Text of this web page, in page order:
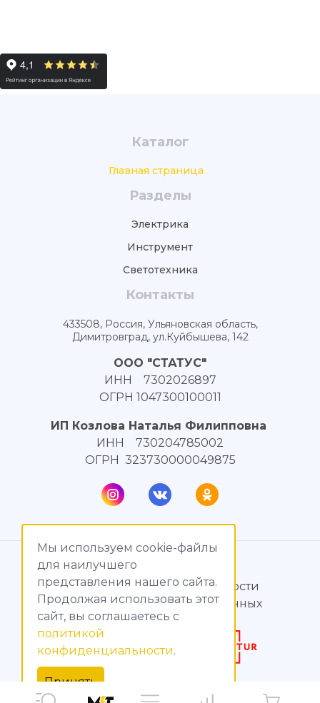
Мы используем cookie-файлы
для наилучшего
представления нашего сайта.
Продолжая использовать этот
сайт, вы соглашаетесь c
политикой
конфиденциальности.
Принять
Каталог
Главная страница
Разделы
Электрика
Инструмент
Светотехника
Контакты
433508, Россия, Ульяновская область,
Димитровград, ул.Куйбышева, 142
ООО "СТАТУС"
ИНН 7302026897
ОГРН 1047300100011
ИП Козлова Наталья Филипповна
ИНН 730204785002
ОГРН 323730000049875
© МагияТока, 2015 – 2026
Политика конфиденциальности
Обработка персональных данных
Создание сайтов
Продвижение сайтов